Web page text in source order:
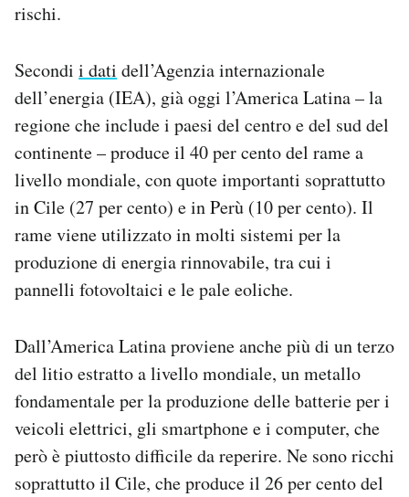
rischi.
Secondi i dati dell’Agenzia internazionale
dell’energia (IEA), già oggi l’America Latina – la
regione che include i paesi del centro e del sud del
continente – produce il 40 per cento del rame a
livello mondiale, con quote importanti soprattutto
in Cile (27 per cento) e in Perù (10 per cento). Il
rame viene utilizzato in molti sistemi per la
produzione di energia rinnovabile, tra cui i
pannelli fotovoltaici e le pale eoliche.
Dall’America Latina proviene anche più di un terzo
del litio estratto a livello mondiale, un metallo
fondamentale per la produzione delle batterie per i
veicoli elettrici, gli smartphone e i computer, che
però è piuttosto difficile da reperire. Ne sono ricchi
soprattutto il Cile, che produce il 26 per cento del